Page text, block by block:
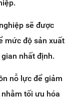
sẽ được
mức độ sản xuất
nhất định.
nỗ lực để giảm
tối ưu hóa